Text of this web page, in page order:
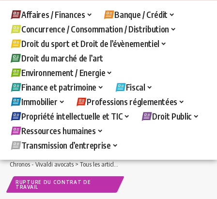
Affaires / Finances
Banque / Crédit
Concurrence / Consommation / Distribution
Droit du sport et Droit de l’évènementiel
Droit du marché de l’art
Environnement / Energie
Finance et patrimoine
Fiscal
Immobilier
Professions réglementées
Propriété intellectuelle et TIC
Droit Public
Ressources humaines
Transmission d’entreprise
Chronos - Vivaldi avocats>Tous les articles >Ressources humaines>Rupture
RUPTURE DU CONTRAT DE
TRAVAIL